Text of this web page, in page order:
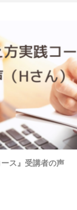
ース』受講者の声